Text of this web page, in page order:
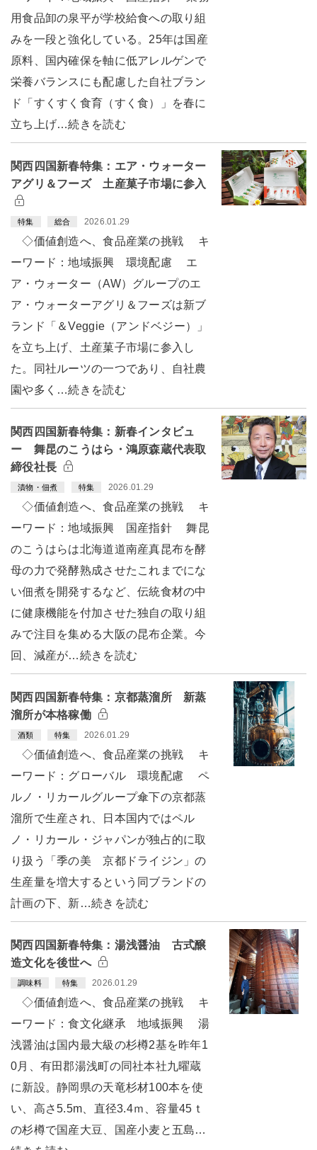
用食品卸の泉平が学校給食への取り組
みを一段と強化している。25年は国産
原料、国内確保を軸に低アレルゲンで
栄養バランスにも配慮した自社ブラン
ド「すくすく食育（すく食）」を春に
立ち上げ…続きを読む
関西四国新春特集：エア・ウォーター
アグリ＆フーズ 土産菓子市場に参入
特集 総合 2026.01.29
◇価値創造へ、食品産業の挑戦 キ
ーワード：地域振興 環境配慮 エ
ア・ウォーター（AW）グループのエ
ア・ウォーターアグリ＆フーズは新ブ
ランド「＆Veggie（アンドベジー）」
を立ち上げ、土産菓子市場に参入し
た。同社ルーツの一つであり、自社農
園や多く…続きを読む
関西四国新春特集：新春インタビュ
ー 舞昆のこうはら・鴻原森蔵代表取
締役社長
漬物・佃煮 特集 2026.01.29
◇価値創造へ、食品産業の挑戦 キ
ーワード：地域振興 国産指針 舞昆
のこうはらは北海道道南産真昆布を酵
母の力で発酵熟成させたこれまでにな
い佃煮を開発するなど、伝統食材の中
に健康機能を付加させた独自の取り組
みで注目を集める大阪の昆布企業。今
回、減産が…続きを読む
関西四国新春特集：京都蒸溜所 新蒸
溜所が本格稼働
酒類 特集 2026.01.29
◇価値創造へ、食品産業の挑戦 キ
ーワード：グローバル 環境配慮 ペ
ルノ・リカールグループ傘下の京都蒸
溜所で生産され、日本国内ではペル
ノ・リカール・ジャパンが独占的に取
り扱う「季の美 京都ドライジン」の
生産量を増大するという同ブランドの
計画の下、新…続きを読む
関西四国新春特集：湯浅醤油 古式醸
造文化を後世へ
調味料 特集 2026.01.29
◇価値創造へ、食品産業の挑戦 キ
ーワード：食文化継承 地域振興 湯
浅醤油は国内最大級の杉樽2基を昨年1
0月、有田郡湯浅町の同社本社九曜蔵
に新設。静岡県の天竜杉材100本を使
い、高さ5.5m、直径3.4ｍ、容量45ｔ
の杉樽で国産大豆、国産小麦と五島…